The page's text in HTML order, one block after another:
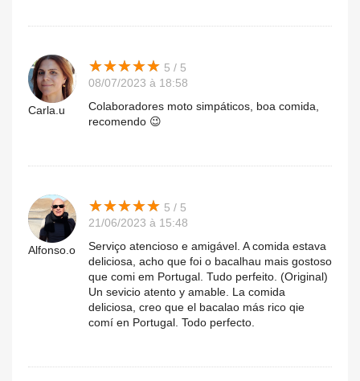
Carla.u
★★★★★
★★★★★ 5 / 5
08/07/2023 à 18:58
Colaboradores moto simpáticos, boa comida,
recomendo 😉
Alfonso.o
★★★★★
★★★★★ 5 / 5
21/06/2023 à 15:48
Serviço atencioso e amigável. A comida estava
deliciosa, acho que foi o bacalhau mais gostoso
que comi em Portugal. Tudo perfeito. (Original)
Un sevicio atento y amable. La comida
deliciosa, creo que el bacalao más rico qie
comí en Portugal. Todo perfecto.